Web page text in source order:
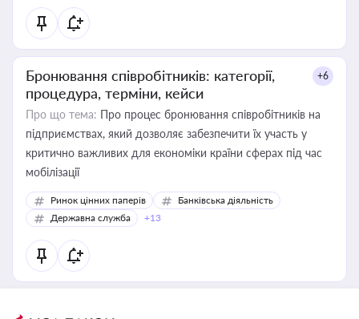
Бронювання співробітників: категорії,
процедура, терміни, кейси
+6
Про що тема: Про процес бронювання співробітників на
підприємствах, який дозволяє забезпечити їх участь у
критично важливих для економіки країни сферах під час
мобілізації
Ринок цінних паперів
Банківська діяльність
Державна служба
+13